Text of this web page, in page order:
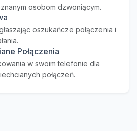
osobom dzwoniącym.
oszukańcze połączenia i
Połączenia
w swoim telefonie dla
połączeń.